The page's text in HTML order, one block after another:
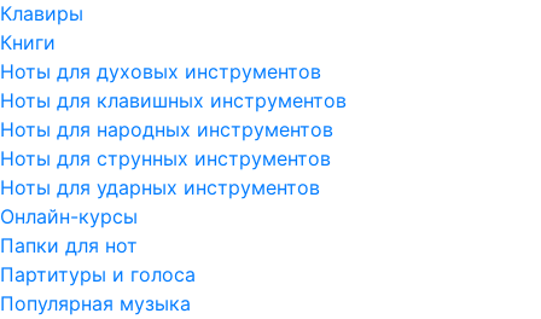
Клавиры
Книги
Ноты для духовых инструментов
Ноты для клавишных инструментов
Ноты для народных инструментов
Ноты для струнных инструментов
Ноты для ударных инструментов
Онлайн-курсы
Папки для нот
Партитуры и голоса
Популярная музыка